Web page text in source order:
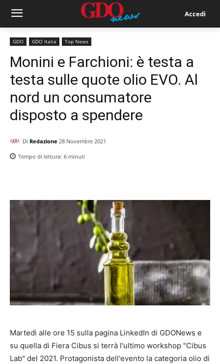
Accedi
GDO GDO Italia Top News
Monini e Farchioni: è testa a
testa sulle quote olio EVO. Al
nord un consumatore
disposto a spendere
Di Redazione 28 Novembre 2021
Tempo di lettura: 6 minuti
Martedì alle ore 15 sulla pagina LinkedIn di GDONews e
su quella di Fiera Cibus si terrà l'ultimo workshop "Cibus
Lab" del 2021. Protagonista dell'evento la categoria olio di